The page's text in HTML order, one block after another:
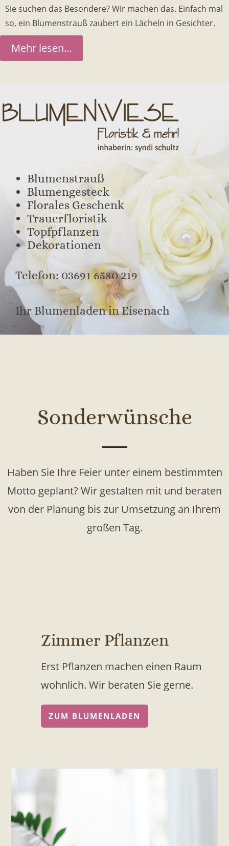
Sie suchen das Besondere? Wir machen das. Einfach mal
so, ein Blumenstrauß zaubert ein Lächeln in Gesichter.
Mehr lesen...
Blumenstrauß
Blumengesteck
Florales Geschenk
Trauerfloristik
Topfpflanzen
Dekorationen
Telefon: 03691 6580 219
Ihr Blumenladen in Eisenach
Sonderwünsche
Haben Sie Ihre Feier unter einem bestimmten
Motto geplant? Wir gestalten mit und beraten
von der Planung bis zur Umsetzung an Ihrem
großen Tag.
Zimmer Pflanzen
Erst Pflanzen machen einen Raum
wohnlich. Wir beraten Sie gerne.
ZUM BLUMENLADEN